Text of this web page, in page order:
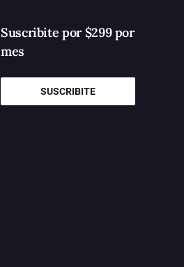
Suscribite por $299 por
mes
SUSCRIBITE